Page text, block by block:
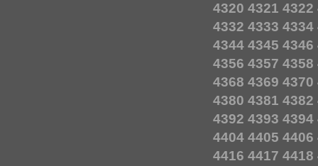
4320 4321 4322
4332 4333 4334
4344 4345 4346
4356 4357 4358
4368 4369 4370
4380 4381 4382
4392 4393 4394
4404 4405 4406
4416 4417 4418